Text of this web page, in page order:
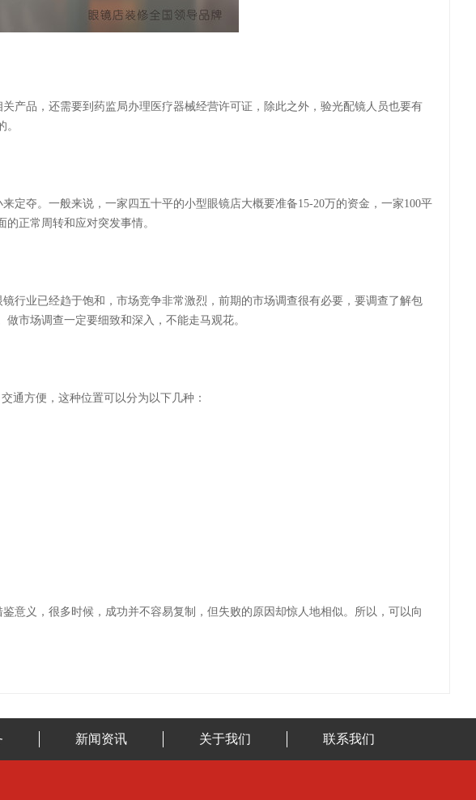
产品，还需要到药监局办理医疗器械经营许可证，除此之外，验光配镜人员也要有
定夺。一般来说，一家四五十平的小型眼镜店大概要准备15-20万的资金，一家100平
正常周转和应对突发事情。
行业已经趋于饱和，市场竞争非常激烈，前期的市场调查很有必要，要调查了解包
市场调查一定要细致和深入，不能走马观花。
通方便，这种位置可以分为以下几种：
意义，很多时候，成功并不容易复制，但失败的原因却惊人地相似。所以，可以向
新闻资讯 关于我们 联系我们